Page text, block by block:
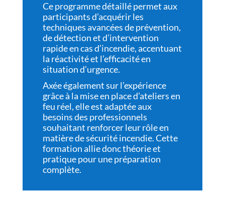
Ce programme détaillé permet aux
participants d’acquérir les
techniques avancées de prévention,
de détection et d’intervention
rapide en cas d’incendie, accentuant
la réactivité et l’efficacité en
situation d’urgence.
Axée également sur l’expérience
grâce à la mise en place d’ateliers en
feu réel, elle est adaptée aux
besoins des professionnels
souhaitant renforcer leur rôle en
matière de sécurité incendie. Cette
formation allie donc théorie et
pratique pour une préparation
complète.